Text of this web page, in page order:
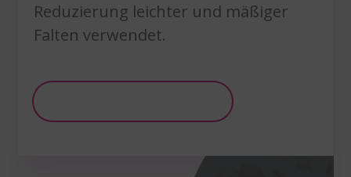
Reduzierung leichter und mäßiger
Falten verwendet.